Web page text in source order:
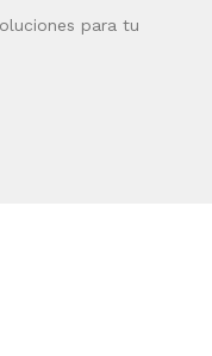
para tu